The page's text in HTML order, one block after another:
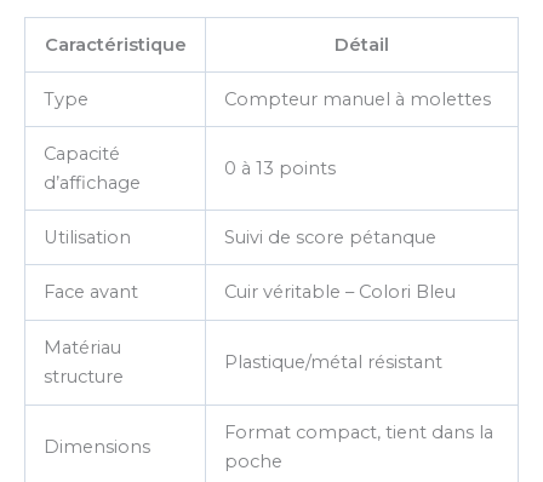
Caractéristique Détail
Type Compteur manuel à molettes
Capacité
d’affichage
0 à 13 points
Utilisation Suivi de score pétanque
Face avant Cuir véritable – Colori Bleu
Matériau
structure
Plastique/métal résistant
Dimensions
Format compact, tient dans la
poche